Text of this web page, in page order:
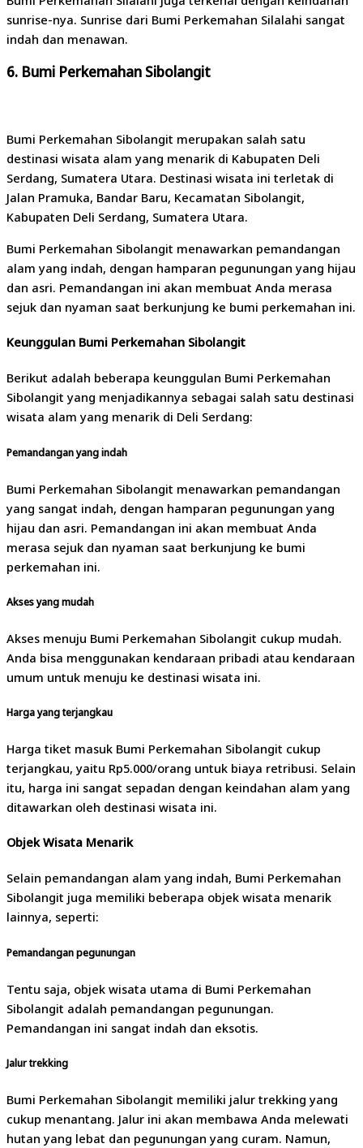
sunrise-nya. Sunrise dari Bumi Perkemahan Silalahi sangat
indah dan menawan.
6. Bumi Perkemahan Sibolangit
Bumi Perkemahan Sibolangit merupakan salah satu
destinasi wisata alam yang menarik di Kabupaten Deli
Serdang, Sumatera Utara. Destinasi wisata ini terletak di
Jalan Pramuka, Bandar Baru, Kecamatan Sibolangit,
Kabupaten Deli Serdang, Sumatera Utara.
Bumi Perkemahan Sibolangit menawarkan pemandangan
alam yang indah, dengan hamparan pegunungan yang hijau
dan asri. Pemandangan ini akan membuat Anda merasa
sejuk dan nyaman saat berkunjung ke bumi perkemahan ini.
Keunggulan Bumi Perkemahan Sibolangit
Berikut adalah beberapa keunggulan Bumi Perkemahan
Sibolangit yang menjadikannya sebagai salah satu destinasi
wisata alam yang menarik di Deli Serdang:
Pemandangan yang indah
Bumi Perkemahan Sibolangit menawarkan pemandangan
yang sangat indah, dengan hamparan pegunungan yang
hijau dan asri. Pemandangan ini akan membuat Anda
merasa sejuk dan nyaman saat berkunjung ke bumi
perkemahan ini.
Akses yang mudah
Akses menuju Bumi Perkemahan Sibolangit cukup mudah.
Anda bisa menggunakan kendaraan pribadi atau kendaraan
umum untuk menuju ke destinasi wisata ini.
Harga yang terjangkau
Harga tiket masuk Bumi Perkemahan Sibolangit cukup
terjangkau, yaitu Rp5.000/orang untuk biaya retribusi. Selain
itu, harga ini sangat sepadan dengan keindahan alam yang
ditawarkan oleh destinasi wisata ini.
Objek Wisata Menarik
Selain pemandangan alam yang indah, Bumi Perkemahan
Sibolangit juga memiliki beberapa objek wisata menarik
lainnya, seperti:
Pemandangan pegunungan
Tentu saja, objek wisata utama di Bumi Perkemahan
Sibolangit adalah pemandangan pegunungan.
Pemandangan ini sangat indah dan eksotis.
Jalur trekking
Bumi Perkemahan Sibolangit memiliki jalur trekking yang
cukup menantang. Jalur ini akan membawa Anda melewati
hutan yang lebat dan pegunungan yang curam. Namun,